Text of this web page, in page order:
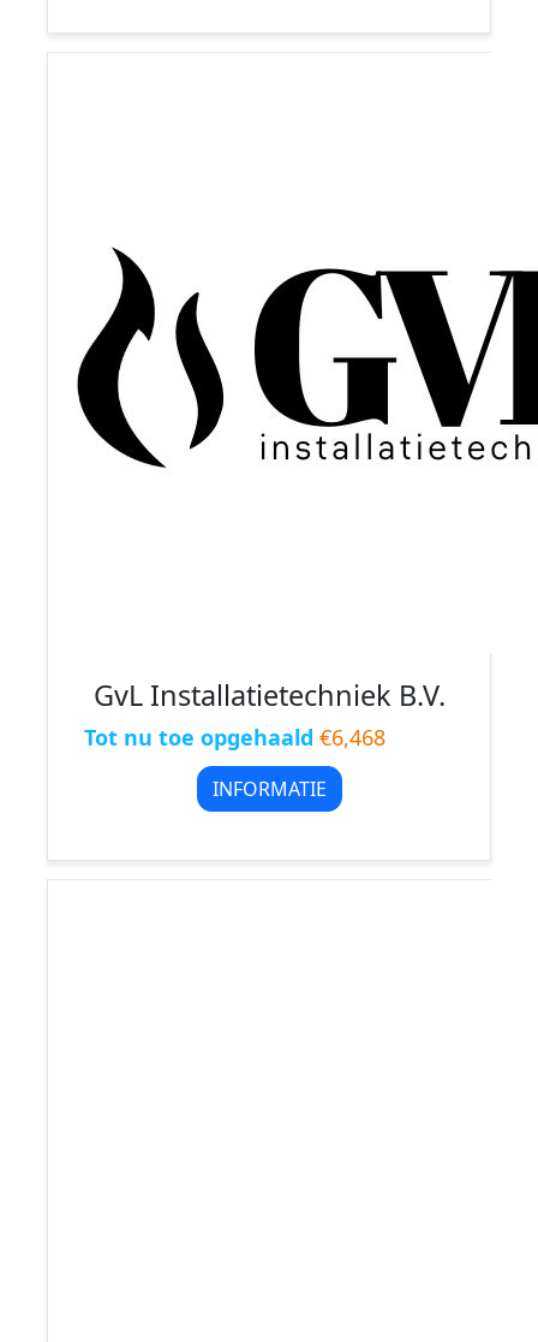
GvL Installatietechniek B.V.
Tot nu toe opgehaald €6,468
INFORMATIE